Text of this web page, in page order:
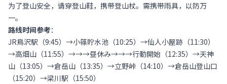
为了登山安全，请穿登山鞋，携带登山杖。需携带雨具，以防万
一。
路线时间参考：
JR鳥沢駅（9:45）→小篠貯水池（10:25）→仙人小屋跡（11:30）
→高畑山（11:55）→→→昼休み→→→行動開始（12:35）→天神
山（13:05）→倉岳山（13:35）→立野峠（14:10）→倉岳山登山口
（15:20）→梁川駅（15:50）